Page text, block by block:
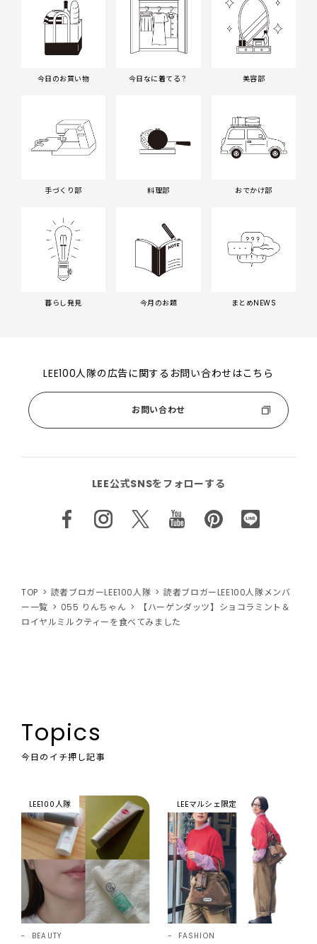
今日のお買い物 今日なに着てる？ 美容部
手づくり部 料理部 おでかけ部
暮らし発見 今月のお題 まとめNEWS
LEE100人隊の広告に関するお問い合わせはこちら
お問い合わせ
LEE公式SNSをフォローする
TOP 読者ブロガーLEE100人隊
読者ブロガーLEE100人隊メンバ
ー一覧
055 りんちゃん
【ハーゲンダッツ】ショコラミント＆
ロイヤルミルクティーを食べてみました
Topics
今日のイチ押し記事
LEE100人隊
BEAUTY
LEEマルシェ限定
FASHION